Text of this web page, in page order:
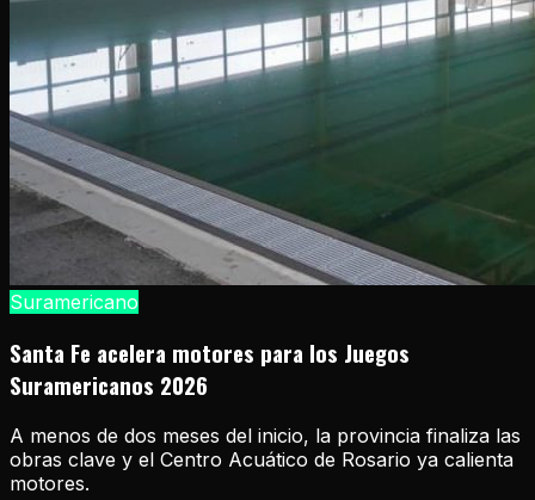
Suramericano
Santa Fe acelera motores para los Juegos
Suramericanos 2026
A menos de dos meses del inicio, la provincia finaliza las
obras clave y el Centro Acuático de Rosario ya calienta
motores.